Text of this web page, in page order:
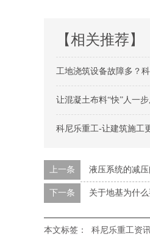
【相关推荐】
工地浇筑设备故障多？
让混凝土布料“快”人一步
科尼乐重工-让建筑施工
上一条 液压系统的减
下一条 关于地基为什
本文标签： 科尼乐重工资